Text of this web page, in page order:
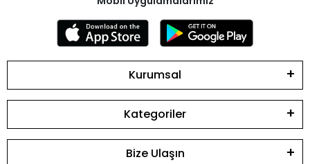
Kurumsal
Kategoriler
Bize Ulaşın